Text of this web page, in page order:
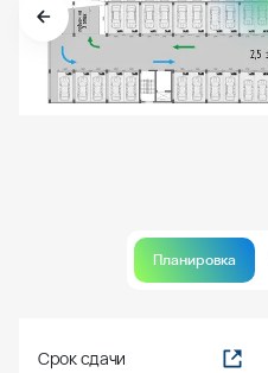
Планировка
Срок сдачи